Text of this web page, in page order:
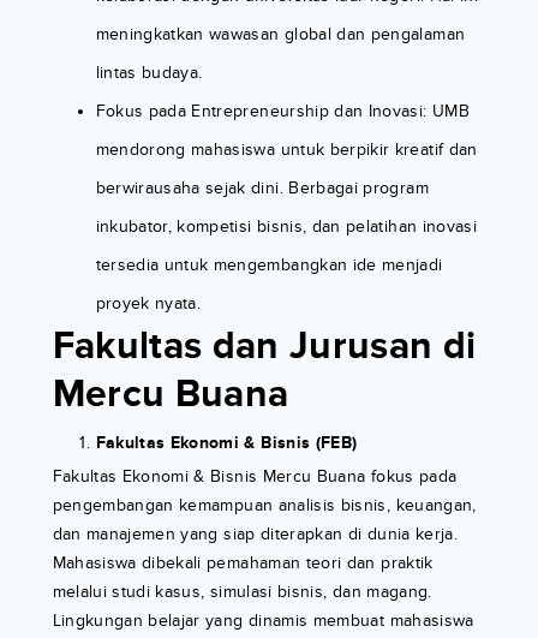
meningkatkan wawasan global dan pengalaman
lintas budaya.
Fokus pada Entrepreneurship dan Inovasi: UMB
mendorong mahasiswa untuk berpikir kreatif dan
berwirausaha sejak dini. Berbagai program
inkubator, kompetisi bisnis, dan pelatihan inovasi
tersedia untuk mengembangkan ide menjadi
proyek nyata.
Fakultas dan Jurusan di
Mercu Buana
Fakultas Ekonomi & Bisnis (FEB)
Fakultas Ekonomi & Bisnis Mercu Buana fokus pada
pengembangan kemampuan analisis bisnis, keuangan,
dan manajemen yang siap diterapkan di dunia kerja.
Mahasiswa dibekali pemahaman teori dan praktik
melalui studi kasus, simulasi bisnis, dan magang.
Lingkungan belajar yang dinamis membuat mahasiswa